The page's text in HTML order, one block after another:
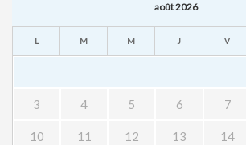
août 2026
L M M J V
3 4 5 6 7
10 11 12 13 14